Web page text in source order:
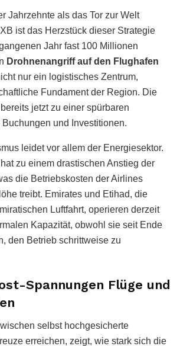
Jahrzehnte als das Tor zur Welt
ist das Herzstück dieser Strategie
Jahr fast 100 Millionen
Drohnenangriff auf den Flughafen
nur ein logistisches Zentrum,
Fundament der Region. Die
jetzt zu einer spürbaren
und Investitionen.
leidet vor allem der Energiesektor.
zu einem drastischen Anstieg der
die Betriebskosten der Airlines
treibt. Emirates und Etihad, die
Luftfahrt, operieren derzeit
Kapazität, obwohl sie seit Ende
den Betrieb schrittweise zu
Spannungen Flüge und
selbst hochgesicherte
erreichen, zeigt, wie stark sich die